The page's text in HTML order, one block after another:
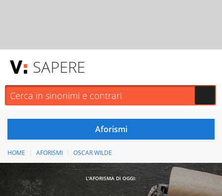
SAPERE
HOME AFORISMI OSCAR WILDE
L'AFORISMA DI OGGI: